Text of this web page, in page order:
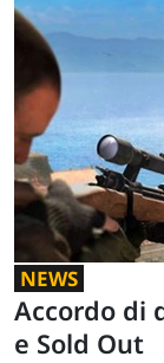
NEWS
Accordo di
e Sold Out